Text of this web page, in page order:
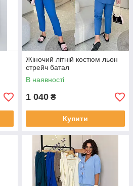
Жіночий літній костюм льон
стрейч батал
В наявності
1 040 ₴
Купити